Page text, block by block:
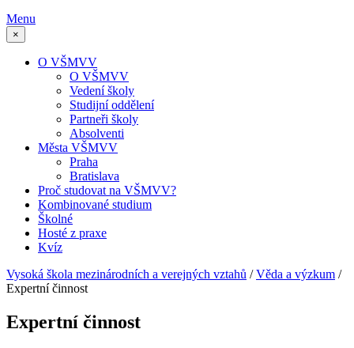
Menu
×
O VŠMVV
O VŠMVV
Vedení školy
Studijní oddělení
Partneři školy
Absolventi
Města VŠMVV
Praha
Bratislava
Proč studovat na VŠMVV?
Kombinované studium
Školné
Hosté z praxe
Kvíz
Vysoká škola mezinárodních a verejných vztahů /Věda a výzkum /
Expertní činnost
Expertní činnost